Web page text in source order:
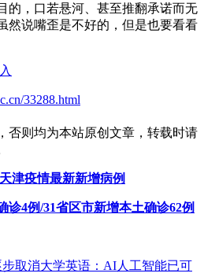
的，口若悬河、甚至推翻承诺而无
然说嘴歪是不好的，但是也要看看
33288.html
否则均为本站原创文章，转载时请
津疫情最新新增病例
诊4例/31省区市新增本土确诊62例